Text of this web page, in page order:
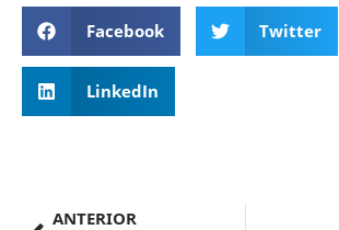
Facebook Twitter
LinkedIn
ANTERIOR